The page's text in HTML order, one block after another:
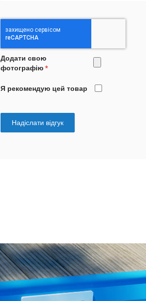
Додати свою
фотографію
Я рекомендую цей товар
Надіслати відгук